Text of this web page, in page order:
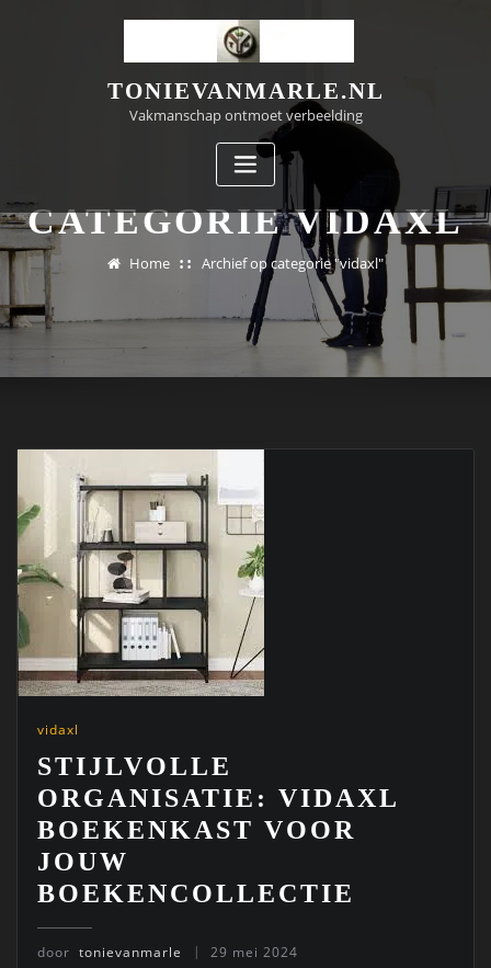
TONIEVANMARLE.NL
Vakmanschap ontmoet verbeelding
CATEGORIE VIDAXL
Home Archief op categorie "vidaxl"
vidaxl
STIJLVOLLE
ORGANISATIE: VIDAXL
BOEKENKAST VOOR
JOUW
BOEKENCOLLECTIE
door tonievanmarle 29 mei 2024